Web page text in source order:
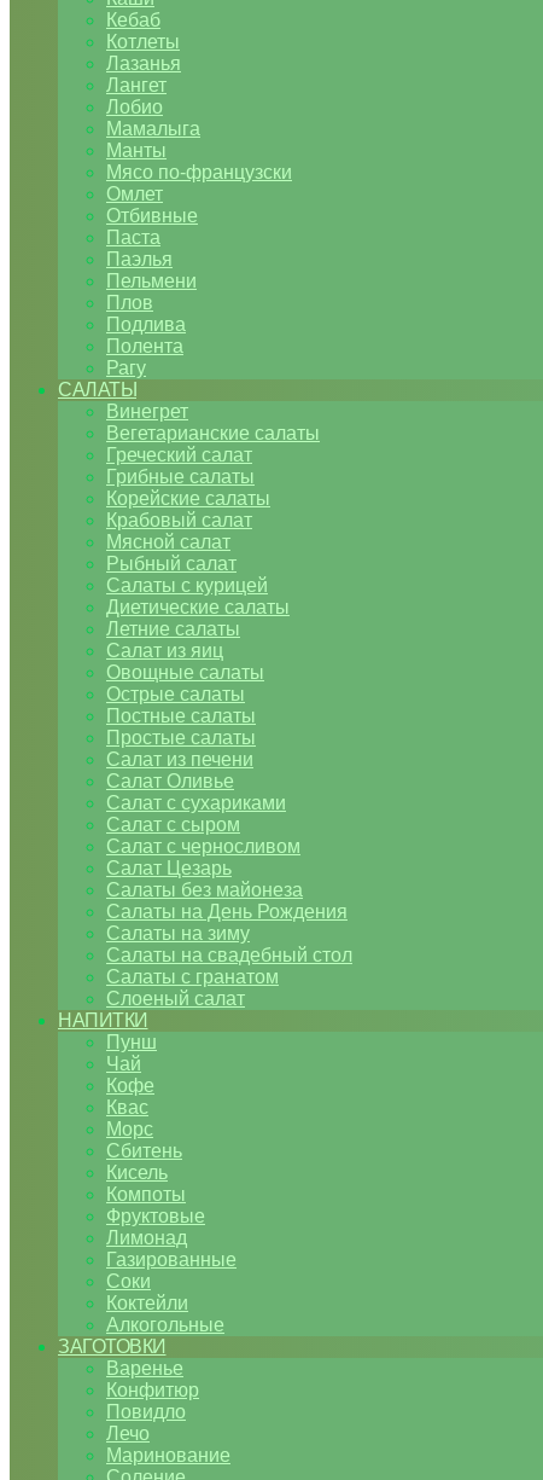
Кебаб
Котлеты
Лазанья
Лангет
Лобио
Мамалыга
Манты
Мясо по-французски
Омлет
Отбивные
Паста
Паэлья
Пельмени
Плов
Подлива
Полента
Рагу
САЛАТЫ
Винегрет
Вегетарианские салаты
Греческий салат
Грибные салаты
Корейские салаты
Крабовый салат
Мясной салат
Рыбный салат
Салаты с курицей
Диетические салаты
Летние салаты
Салат из яиц
Овощные салаты
Острые салаты
Постные салаты
Простые салаты
Салат из печени
Салат Оливье
Салат с сухариками
Салат с сыром
Салат с черносливом
Салат Цезарь
Салаты без майонеза
Салаты на День Рождения
Салаты на зиму
Салаты на свадебный стол
Салаты с гранатом
Слоеный салат
НАПИТКИ
Пунш
Чай
Кофе
Квас
Морс
Сбитень
Кисель
Компоты
Фруктовые
Лимонад
Газированные
Соки
Коктейли
Алкогольные
ЗАГОТОВКИ
Варенье
Конфитюр
Повидло
Лечо
Маринование